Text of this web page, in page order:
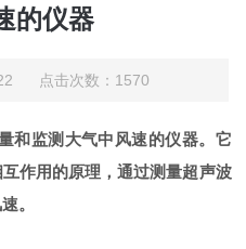
的仪器
22 点击次数：1570
和监测大气中风速的仪器。它
作用的原理，通过测量超声波
。